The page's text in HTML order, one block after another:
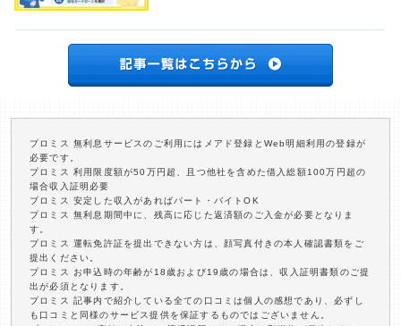
プロミス 無利息サービスのご利用にはメアド登録とWeb明細利用の登録が
必要です。
プロミス 利用限度額が50万円超、且つ他社を含めた借入総額100万円超の
場合収入証明必要
プロミス 安定した収入があればパート・バイトOK
プロミス 無利息期間中に、残高に応じた返済額のご入金が必要となりま
す。
プロミス 運転免許証を提出できない方は、顔写真付きの本人確認書類をご
提出ください。
プロミス お申込時の年齢が18歳および19歳の場合は、収入証明書類のご提
出が必須となります。
プロミス 記事内で紹介している全ての口コミは個人の感想であり、必ずし
も口コミと同様のサービス提供を保証するものではございません。